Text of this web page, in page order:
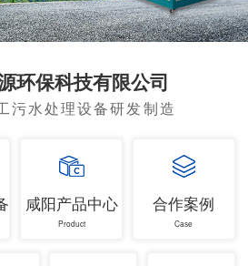
环保科技有限公司
污水处理设备研发制造
咸阳产品中心
Product
合作案例
Case